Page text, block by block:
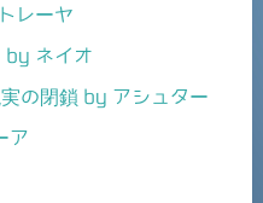
レーヤ
by ネイオ
の閉鎖 by アシュター
ア